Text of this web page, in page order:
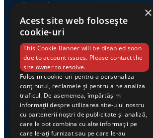
Economie
Link-uri utile
Despre noi
Casa de editură Exclusiv
×
Acest site web folosește
cookie-uri
This Cookie Banner will be disabled soon
due to account issues. Please contact the
site owner to resolve.
Folosim cookie-uri pentru a personaliza
conținutul, reclamele și pentru a ne analiza
traficul. De asemenea, împărtășim
informații despre utilizarea site-ului nostru
cu partenerii noștri de publicitate și analiză,
care le pot combina cu alte informații pe
care le-ați furnizat sau pe care le-au